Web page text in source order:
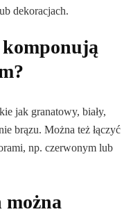
dekoracjach.
jak granatowy, biały,
brązu. Można też łączyć
np. czerwonym lub
można